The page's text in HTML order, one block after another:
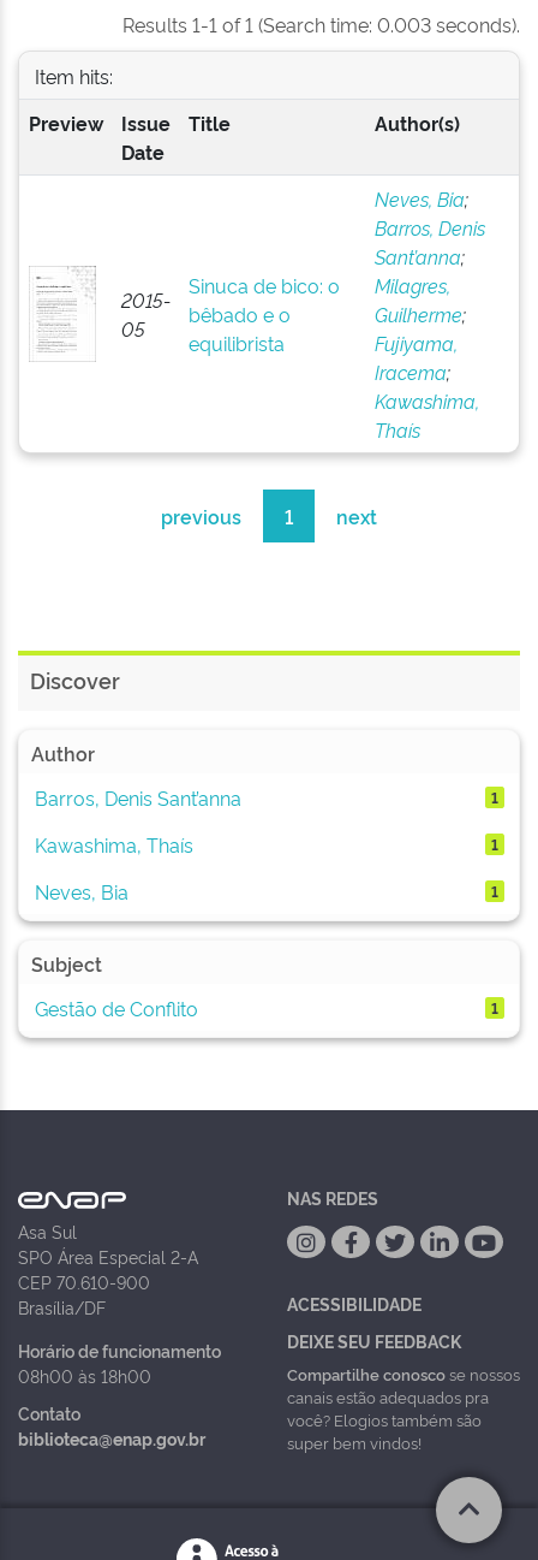
Results 1-1 of 1 (Search time: 0.003 seconds).
Item hits:
Preview
Issue
Date
Title Author(s)
2015-
05
Sinuca de bico: o
bêbado e o
equilibrista
Neves, Bia;
Barros, Denis
Sant’anna;
Milagres,
Guilherme;
Fujiyama,
Iracema;
Kawashima,
Thaís
previous 1 next
Discover
Author
Barros, Denis Sant’anna
1
Kawashima, Thaís 1
Neves, Bia 1
Subject
Gestão de Conflito
1
Asa Sul
SPO Área Especial 2-A
CEP 70.610-900
Brasília/DF
Horário de funcionamento
08h00 às 18h00
Contato
biblioteca@enap.gov.br
NAS REDES
ACESSIBILIDADE
DEIXE SEU FEEDBACK
Compartilhe conoscose nossos
canais estão adequados pra
você? Elogios também são
super bem vindos!